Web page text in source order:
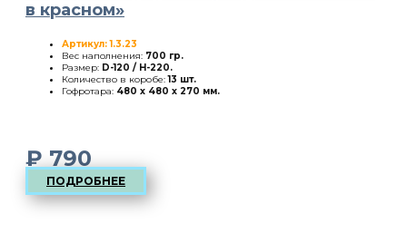
в красном»
Артикул: 1.3.23
Вес наполнения: 700 гр.
Размер: D-120 / H-220.
Количество в коробе:13 шт.
Гофротара: 480 х 480 х 270 мм.
₽790
ПОДРОБНЕЕ